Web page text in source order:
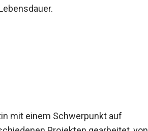
mit einem Schwerpunkt auf